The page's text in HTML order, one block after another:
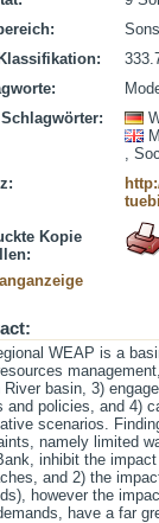
,
Kopie
WEAP is a
River basin, 3)
and policies, and 4)
scenarios.
namely limited
inhibit the
and 2) the
however the
have a far